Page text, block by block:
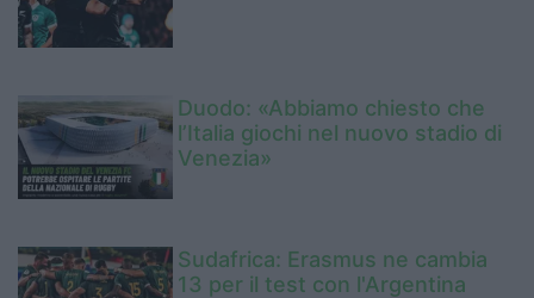
Duodo: «Abbiamo chiesto che
l’Italia giochi nel nuovo stadio di
Venezia»
Sudafrica: Erasmus ne cambia
13 per il test con l'Argentina